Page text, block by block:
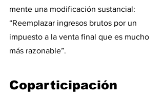
mente una modificación sustancial:
“Reemplazar ingresos brutos por un
impuesto a la venta final que es mucho
más razonable”.
Coparticipación